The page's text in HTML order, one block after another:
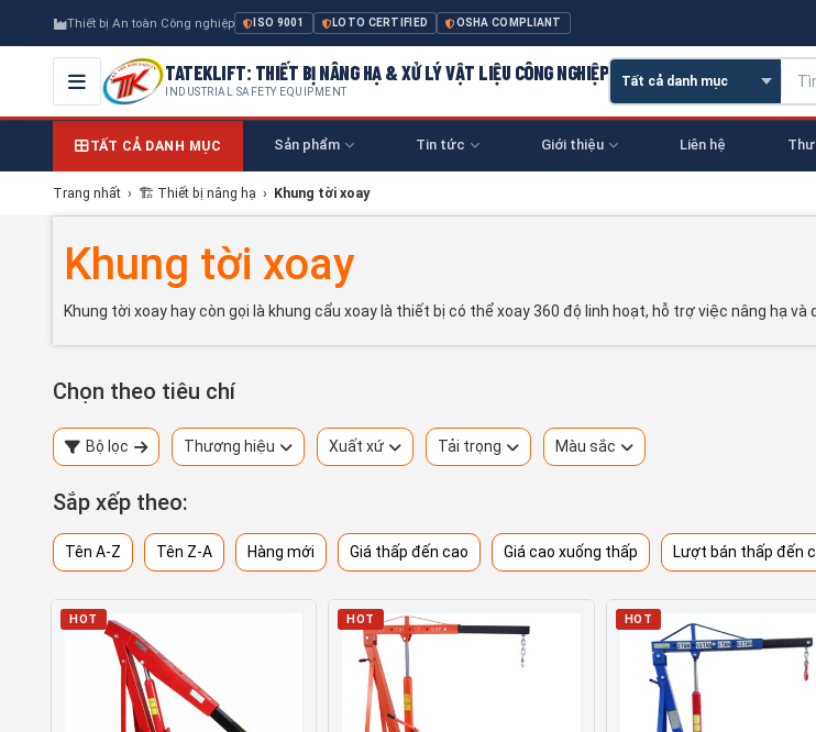
Thiết bị An toàn Công nghiệp ISO 9001 LOTO CERTIFIED OSHA COMPLIANT
TATEKLIFT: THIẾT BỊ NÂNG HẠ & XỬ LÝ VẬT LIỆU CÔNG NGHIỆP
INDUSTRIAL SAFETY EQUIPMENT
TẤT CẢ DANH MỤC Sản phẩm Tin tức Giới thiệu Liên hệ
Trang nhất › 🏗 Thiết bị nâng hạ › Khung tời xoay
Khung tời xoay
Khung tời xoay hay còn gọi là khung cẩu xoay là thiết bị có thể xoay 360 độ linh hoạt, hỗ trợ việc nâng hạ và
Chọn theo tiêu chí
Bộ lọc Thương hiệu Xuất xứ Tải trọng Màu sắc
Sắp xếp theo:
Tên A-Z Tên Z-A Hàng mới Giá thấp đến cao Giá cao xuống thấp Lượt bán thấp đến
HOT HOT HOT